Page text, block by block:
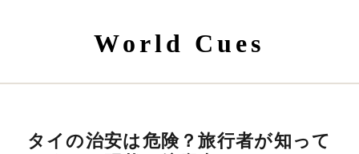
World Cues
タイの治安は危険？旅行者が知って